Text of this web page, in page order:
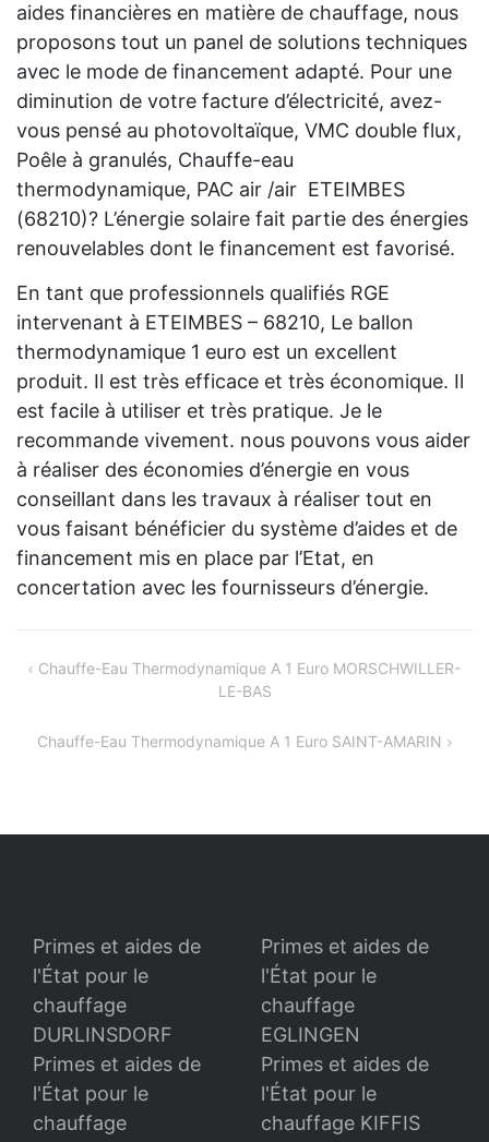
aides financières en matière de chauffage, nous
proposons tout un panel de solutions techniques
avec le mode de financement adapté. Pour une
diminution de votre facture d’électricité, avez-
vous pensé au photovoltaïque, VMC double flux,
Poêle à granulés, Chauffe-eau
thermodynamique, PAC air /air ETEIMBES
(68210)? L’énergie solaire fait partie des énergies
renouvelables dont le financement est favorisé.
En tant que professionnels qualifiés RGE
intervenant à ETEIMBES – 68210, Le ballon
thermodynamique 1 euro est un excellent
produit. Il est très efficace et très économique. Il
est facile à utiliser et très pratique. Je le
recommande vivement. nous pouvons vous aider
à réaliser des économies d’énergie en vous
conseillant dans les travaux à réaliser tout en
vous faisant bénéficier du système d’aides et de
financement mis en place par l’Etat, en
concertation avec les fournisseurs d’énergie.
Navigation
l’article
Chauffe-Eau Thermodynamique A 1 Euro MORSCHWILLER-
LE-BAS
Chauffe-Eau Thermodynamique A 1 Euro SAINT-AMARIN
Primes et aides de
l'État pour le
chauffage
DURLINSDORF
Primes et aides de
l'État pour le
chauffage
EGLINGEN
Primes et aides de
l'État pour le
chauffage
Primes et aides de
l'État pour le
chauffage KIFFIS